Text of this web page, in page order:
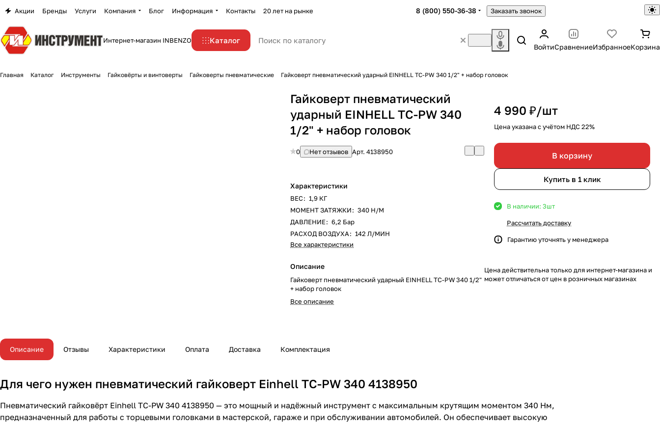
Акции Бренды Услуги Компания Блог Информация Контакты 20 лет на рынке 8 (800) 550-36-38 Заказать звонок
Интернет-магазин INBENZO Каталог
ВойтиСравнениеИзбранноеКорзина
Главная Каталог Инструменты Гайковёрты и винтоверты Гайковерты пневматические Гайковерт пневматический ударный EINHELL TC-PW 340 1/2" + набор головок
Гайковерт пневматический
ударный EINHELL TC-PW 340
1/2" + набор головок
0 Нет отзывов Арт.4138950
Характеристики
ВЕС: 1,9 КГ
МОМЕНТ ЗАТЯЖКИ: 340 Н/М
ДАВЛЕНИЕ: 6,2 Бар
РАСХОД ВОЗДУХА: 142 Л/МИН
Все характеристики
Описание
Гайковерт пневматический ударный EINHELL TC-PW 340 1/2"
+ набор головок
Все описание
4 990 ₽/шт
Цена указана с учётом НДС 22%
В корзину
Купить в 1 клик
В наличии: 3шт
Рассчитать доставку
Гарантию уточнять у менеджера
Цена действительна только для интернет-магазина и
может отличаться от цен в розничных магазинах
Описание Отзывы Характеристики Оплата Доставка Комплектация
Для чего нужен пневматический гайковерт Einhell TC-PW 340 4138950
Пневматический гайковёрт Einhell TC-PW 340 4138950 — это мощный и надёжный инструмент с максимальным крутящим моментом 340 Нм,
предназначенный для работы с торцевыми головками в мастерской, гараже и при обслуживании автомобилей. Он обеспечивает высокую